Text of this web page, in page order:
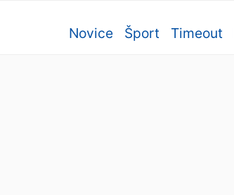
Novice Šport Timeout